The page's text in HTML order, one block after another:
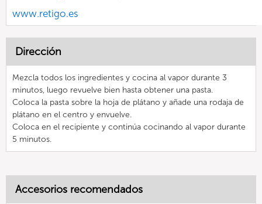
www.retigo.es
Dirección
Mezcla todos los ingredientes y cocina al vapor durante 3
minutos, luego revuelve bien hasta obtener una pasta.
Coloca la pasta sobre la hoja de plátano y añade una rodaja de
plátano en el centro y envuelve.
Coloca en el recipiente y continúa cocinando al vapor durante
5 minutos.
Accesorios recomendados